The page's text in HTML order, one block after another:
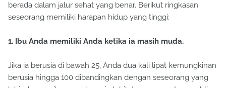
berada dalam jalur sehat yang benar. Berikut ringkasan
seseorang memiliki harapan hidup yang tinggi:
1. Ibu Anda memiliki Anda ketika ia masih muda.
Jika ia berusia di bawah 25, Anda dua kali lipat kemungkinan
berusia hingga 100 dibandingkan dengan seseorang yang